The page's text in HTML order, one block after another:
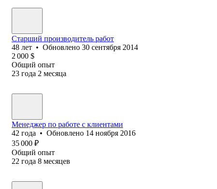
Старший производитель работ
48 лет • Обновлено 30 сентября 2014
2 000 $
Общий опыт
23 года 2 месяца
Менеджер по работе с клиентами
42 года • Обновлено 14 ноября 2016
35 000 ₽
Общий опыт
22 года 8 месяцев